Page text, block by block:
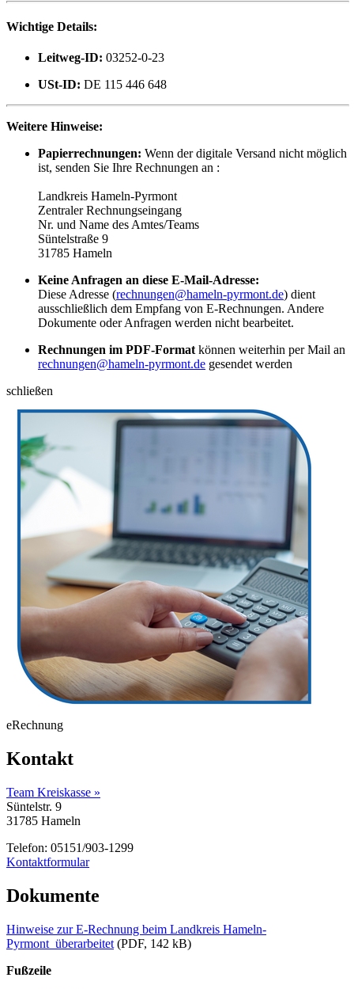
Wichtige Details:
Leitweg-ID: 03252-0-23
USt-ID: DE 115 446 648
Weitere Hinweise:
Papierrechnungen: Wenn der digitale Versand nicht möglich
ist, senden Sie Ihre Rechnungen an :
Landkreis Hameln-Pyrmont
Zentraler Rechnungseingang
Nr. und Name des Amtes/Teams
Süntelstraße 9
31785 Hameln
Keine Anfragen an diese E-Mail-Adresse:
Diese Adresse (rechnungen@hameln-pyrmont.de) dient
ausschließlich dem Empfang von E-Rechnungen. Andere
Dokumente oder Anfragen werden nicht bearbeitet.
Rechnungen im PDF-Format können weiterhin per Mail an
rechnungen@hameln-pyrmont.de gesendet werden
schließen
eRechnung
Kontakt
Team Kreiskasse »
Süntelstr. 9
31785 Hameln
Telefon: 05151/903-1299
Kontaktformular
Dokumente
Hinweise zur E-Rechnung beim Landkreis Hameln-
Pyrmont_überarbeitet (PDF, 142 kB)
Fußzeile